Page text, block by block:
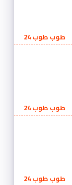
طوب طوب 24
طوب طوب 24
طوب طوب 24